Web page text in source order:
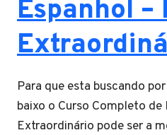
Espanhol –
Para que esta buscando
baixo o Curso Completo
Extraordinário pode ser a